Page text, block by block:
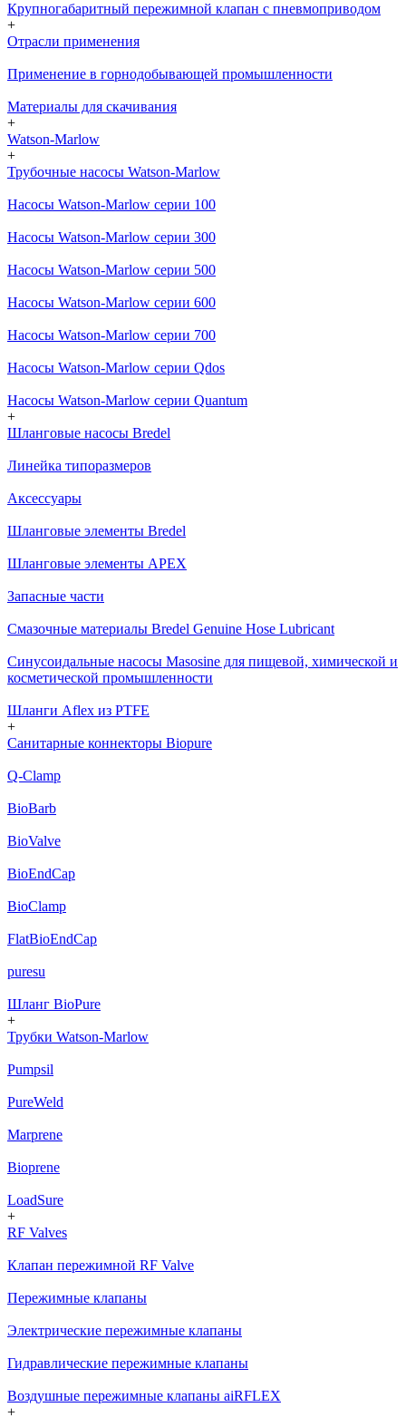
Крупногабаритный пережимной клапан с пневмоприводом
+
Отрасли применения
Применение в горнодобывающей промышленности
Материалы для скачивания
+
Watson-Marlow
+
Трубочные насосы Watson-Marlow
Насосы Watson-Marlow серии 100
Насосы Watson-Marlow серии 300
Насосы Watson-Marlow серии 500
Насосы Watson-Marlow серии 600
Насосы Watson-Marlow серии 700
Насосы Watson-Marlow серии Qdos
Насосы Watson-Marlow серии Quantum
+
Шланговые насосы Bredel
Линейка типоразмеров
Аксессуары
Шланговые элементы Bredel
Шланговые элементы APEX
Запасные части
Смазочные материалы Bredel Genuine Hose Lubricant
Cинусоидальные насосы Masosine для пищевой, химической и
косметической промышленности
Шланги Aflex из PTFE
+
Санитарные коннекторы Biopure
Q-Clamp
BioBarb
BioValve
BioEndCap
BioClamp
FlatBioEndCap
puresu
Шланг BioPure
+
Трубки Watson-Marlow
Pumpsil
PureWeld
Marprene
Bioprene
LoadSure
+
RF Valves
Клапан пережимной RF Valve
Пережимные клапаны
Электрические пережимные клапаны
Гидравлические пережимные клапаны
Воздушные пережимные клапаны aiRFLEX
+